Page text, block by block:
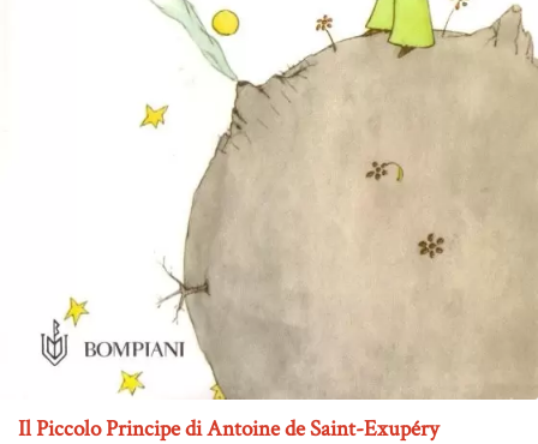
Il Piccolo Principe di Antoine de Saint-Exupéry